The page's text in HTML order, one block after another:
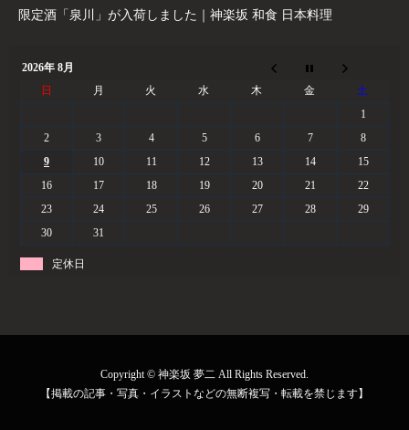
限定酒「泉川」が入荷しました｜神楽坂 和食 日本料理
2026年 8月
日
月 火 水 木 金
土
1
2
3 4 5 6 7
8
9
10 11 12 13 14
15
16
17 18 19 20 21
22
23
24 25 26 27 28
29
30
31
定休日
Copyright © 神楽坂 夢二 All Rights Reserved.
【掲載の記事・写真・イラストなどの無断複写・転載を禁じます】